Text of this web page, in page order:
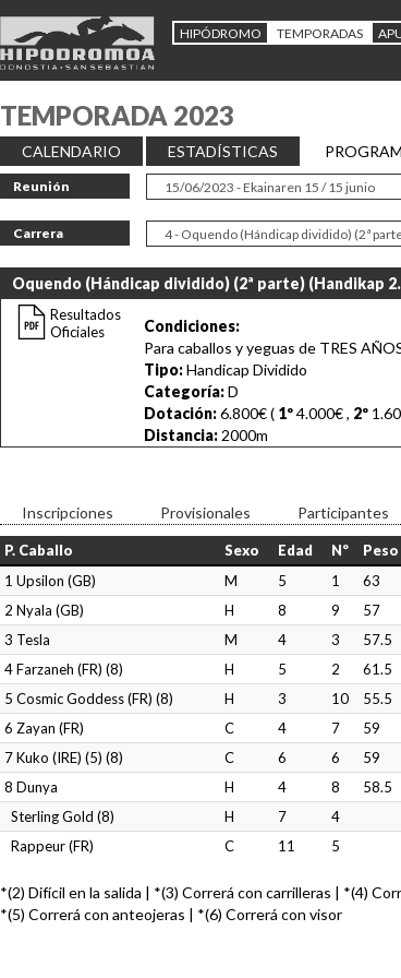
HIPÓDROMO TEMPORADAS
TEMPORADA 2023
CALENDARIO ESTADÍSTICAS
Reunión
Carrera
Oquendo (Hándicap dividido) (2ª parte) (Handikap
Resultados
Oficiales
Condiciones:
Para caballos y yeguas de TRES
Tipo:Handicap Dividido
Categoría:D
Dotación:6.800€ ( 1º4.000€, 2º
Distancia: 2000m
Inscripciones Provisionales Participantes
P. Caballo Sexo Edad Nº Peso
1 Upsilon (GB)
M 5 1 63
2 Nyala (GB)
H 8 9 57
3 Tesla
M 4 3 57.5
4 Farzaneh (FR) (8)
H 5 2 61.5
5 Cosmic Goddess (FR) (8)
H 3 10 55.5
6 Zayan (FR)
C 4 7 59
7 Kuko (IRE) (5) (8)
C 6 6 59
8 Dunya
H 4 8 58.5
Sterling Gold (8)
H 7 4
Rappeur (FR)
C 11 5
*(2) Difícil en la salida | *(3) Correrá con carrilleras | *(4)
*(5) Correrá con anteojeras | *(6) Correrá con visor